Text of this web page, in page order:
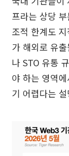
프라는 상당
조적 한계도
가 해외로 유
나 STO 유통
야 하는 영역
기 어렵다는